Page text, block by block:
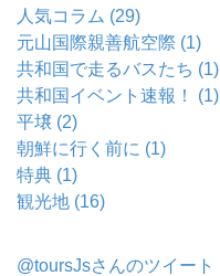
人気コラム (29)
元山国際親善航空際 (1)
共和国で走るバスたち (1)
共和国イベント速報！ (1)
平壌 (2)
朝鮮に行く前に (1)
特典 (1)
観光地 (16)
@toursJsさんのツイート